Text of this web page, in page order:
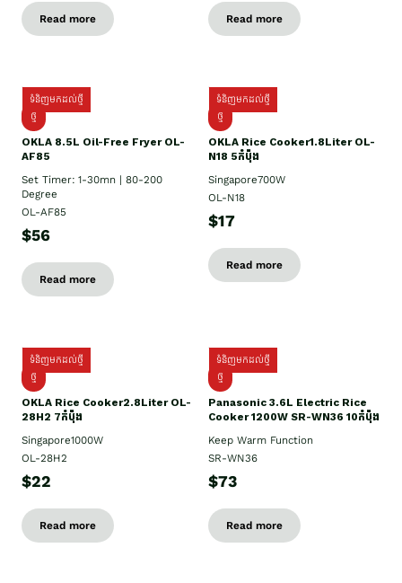
Read more Read more
ទំនិញមកដល់ថ្មី
ថ្មី
OKLA 8.5L Oil-Free Fryer OL-
AF85
Set Timer: 1-30mn | 80-200
Degree
OL-AF85
$56
Read more
ទំនិញមកដល់ថ្មី
ថ្មី
OKLA Rice Cooker1.8Liter OL-
N18 5កំប៉ុង
Singapore700W
OL-N18
$17
Read more
ទំនិញមកដល់ថ្មី
ថ្មិ
OKLA Rice Cooker2.8Liter OL-
28H2 7កំប៉ុង
Singapore1000W
OL-28H2
$22
Read more
ទំនិញមកដល់ថ្មី
ថ្មី
Panasonic 3.6L Electric Rice
Cooker 1200W SR-WN36 10កំប៉ុង
Keep Warm Function
SR-WN36
$73
Read more